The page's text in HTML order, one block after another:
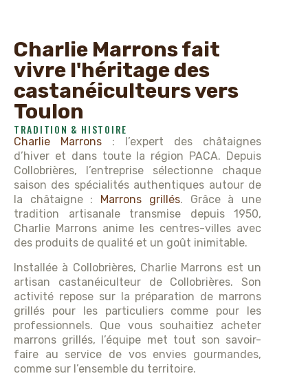
Charlie Marrons fait
vivre l'héritage des
castanéiculteurs vers
Toulon
TRADITION & HISTOIRE
Charlie Marrons : l’expert des châtaignes
d’hiver et dans toute la région PACA. Depuis
Collobrières, l’entreprise sélectionne chaque
saison des spécialités authentiques autour de
la châtaigne : Marrons grillés. Grâce à une
tradition artisanale transmise depuis 1950,
Charlie Marrons anime les centres-villes avec
des produits de qualité et un goût inimitable.
Installée à Collobrières, Charlie Marrons est un
artisan castanéiculteur de Collobrières. Son
activité repose sur la préparation de marrons
grillés pour les particuliers comme pour les
professionnels. Que vous souhaitiez acheter
marrons grillés, l’équipe met tout son savoir-
faire au service de vos envies gourmandes,
comme sur l’ensemble du territoire.